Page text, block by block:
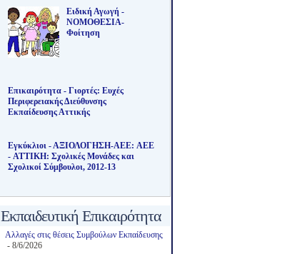
Ειδική Αγωγή -
ΝΟΜΟΘΕΣΙΑ-
Φοίτηση
Επικαιρότητα - Γιορτές: Ευχές
Περιφερειακής Διεύθυνσης
Εκπαίδευσης Αττικής
Εγκύκλιοι - ΑΞΙΟΛΟΓΗΣΗ-ΑΕΕ: AEE
- ΑΤΤΙΚΗ: Σχολικές Μονάδες και
Σχολικοί Σύμβουλοι, 2012-13
Εκπαιδευτική Επικαιρότητα
Αλλαγές στις θέσεις Συμβούλων Εκπαίδευσης
- 8/6/2026